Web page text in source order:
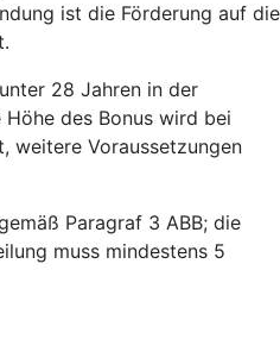
ist die Förderung auf die
28 Jahren in der
des Bonus wird bei
weitere Voraussetzungen
Paragraf 3 ABB; die
muss mindestens 5